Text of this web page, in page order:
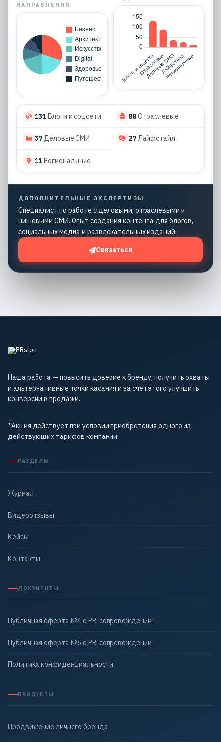
НАПРАВЛЕНИЯ
131Блоги и соцсети 88Отраслевые
37 Деловые СМИ 27 Лайфстайл
11Региональные
ДОПОЛНИТЕЛЬНЫЕ ЭКСПЕРТИЗЫ
Специалист по работе с деловыми, отраслевыми и
нишевыми СМИ. Опыт создания контента для блогов,
социальных медиа и развлекательных изданий.
Связаться
Наша работа — повысить доверие к бренду, получить охваты
и альтернативные точки касания и за счет этого улучшить
конверсии в продажи.
*Акция действует при условии приобретения одного из
действующих тарифов компании
РАЗДЕЛЫ
Журнал
Видеоотзывы
Кейсы
Контакты
ДОКУМЕНТЫ
Публичная оферта №4 о PR-сопровождении
Публичная оферта №6 о PR-сопровождении
Политика конфиденциальности
ПРОДУКТЫ
Продвижение личного бренда